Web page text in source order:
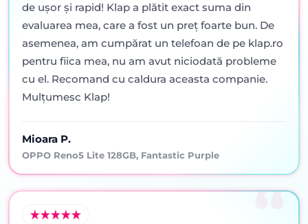
de ușor și rapid! Klap a plătit exact suma din
evaluarea mea, care a fost un preț foarte bun. De
asemenea, am cumpărat un telefoan de pe klap.ro
pentru fiica mea, nu am avut niciodată probleme
cu el. Recomand cu caldura aceasta companie.
Mulțumesc Klap!
Mioara P.
OPPO Reno5 Lite 128GB, Fantastic Purple